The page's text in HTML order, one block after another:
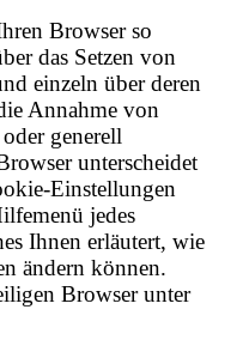
Browser so
das Setzen von
einzeln über deren
Annahme von
generell
unterscheidet
Einstellungen
jedes
Ihnen erläutert, wie
ändern können.
Browser unter